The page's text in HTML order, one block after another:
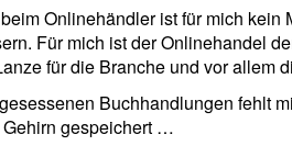
Onlinehändler ist für mich kein
Für mich ist der Onlinehandel
für die Branche und vor allem
Buchhandlungen fehlt
gespeichert …